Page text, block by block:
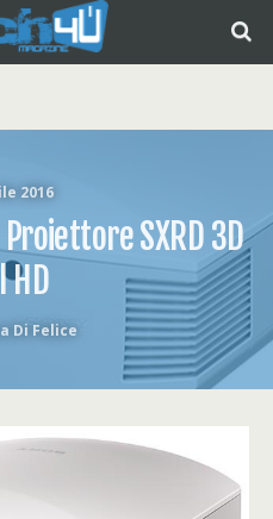
2016
Proiettore SXRD 3D
HD
Di Felice